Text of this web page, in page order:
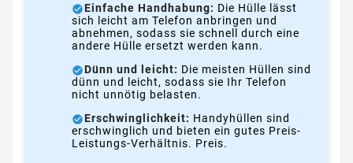
Einfache Handhabung: Die Hülle lässt
sich leicht am Telefon anbringen und
abnehmen, sodass sie schnell durch eine
andere Hülle ersetzt werden kann.
Dünn und leicht: Die meisten Hüllen sind
dünn und leicht, sodass sie Ihr Telefon
nicht unnötig belasten.
Erschwinglichkeit: Handyhüllen sind
erschwinglich und bieten ein gutes Preis-
Leistungs-Verhältnis. Preis.